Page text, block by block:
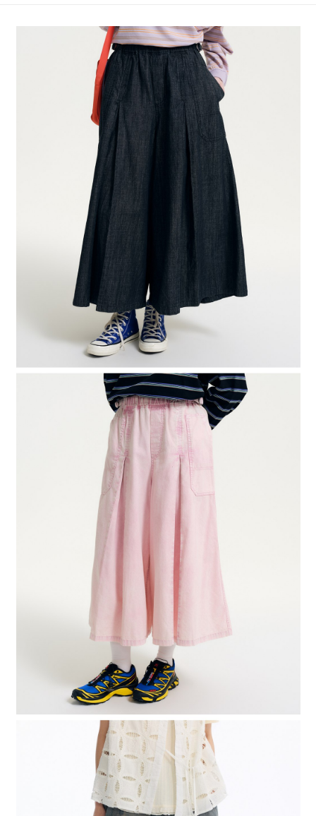
【大哥付你分期使用說明】
1.本服務由台灣大哥大提供，台灣大哥大用戶可立即使用無須另外申請。
2.付款方式選擇「大哥付你分期」，訂單成立後會自動跳轉到大哥付的交易
流程，驗證手機門號後，選擇欲分期的期數、繳款截止日，確認付款後即完
3.實際核准額度、可分期數及費用金額請依後續交易確認頁面所載為準。
4.訂單成立30分鐘內，如未前往確認交易或遇審核未通過，訂單將自動取
消。如遇「轉專審核」未通過狀況，表示未達大哥付你分期系統評分，恕無
1.分期款項不併入電信帳單，「大哥付你分期」於每月結算日後寄送繳費提
2.透過簡訊連結打開帳單後，可選擇「超商條碼／台灣大直營門市／銀行轉
帳／街口支付／iPASS MONEY」等通路繳費。
1.本服務係由「台灣大哥大股份有限公司」（以下簡稱本公司）所提供，讓
用戶於交易時，得透過本服務購買商品或服務，並由商店將買賣／分期付款
買賣價金債權讓與本公司後，依約使用本公司帳單繳交帳款。
2.基於同意付款使用「大哥付你分期」之契約關係目的，商店將以您的個人
資料（包含姓名、電話或地址）提供予台灣大哥大進項蒐集、處理及利用，
由本公司與您本人進行分期帳單所需資料之確認、核對及更正。
3.完整用戶服務條款，請詳閱以下連結：https://oppay.tw/userRule
【關於「AFTEE先享後付」】
AFTEE先享後付是「在收到商品之後才付款」的支付方式。 讓您購物簡單便
１．簡單：不需註冊會員、不需綁卡、不需儲值。
２．便利：只要手機號碼，簡訊認證，即可結帳。
３．安心：先確認商品／服務後，再付款。
【「AFTEE先享後付」結帳流程】
１．於結帳方式選擇「AFTEE先享後付」後，將跳轉至「AFTEE先享後付」
結帳頁面，進行簡訊認證並確認金額後，即可完成結帳。
２．訂單成立數日內，您將收到繳費通知簡訊。
３．收到繳費通知簡訊後14天內，點擊此簡訊中的連結，可透過四大超商／
ATM／網路銀行／等多元方式進行付款，方視為交易完成。
※ 請注意：結帳手續完成當下不需立刻繳費，但若您需要取消訂單，請聯絡
購買商品的店家。未經商家同意取消之訂單仍視為有效，需透過AFTEE先享
後付繳納相關費用。
※ 交易是否成功請以「AFTEE先享後付 」之結帳頁面顯示為準，若有關於
是否繳費成功／繳費後需取消欲退款等相關疑問，請聯繫「AFTEE先享後付
客戶支援中心」https://netprotections.freshdesk.com/support/home
１．透過由恩沛科技股份有限公司提供之「AFTEE先享後付」服務完成之交
易，需依本服務之必要範圍內提供個人資料，並將交易相關給付款項請求債
權轉讓予恩沛科技股份有限公司。
２．關於個人資料處理事宜，請瀏覽以下網址：
https://aftee.tw/terms/#terms3
３．未成年的使用者請事先徵得法定代理人或監護人之同意方可使用
「AFTEE先享後付」，若未經同意申辦者引起之損失，本公司不負相關責
４．使用「AFTEE先享後付」時，將依據個別帳號之用戶狀況，依本公司即
時審查核予不同之上限額度；若仍有額度不足之情形，本公司將視審查結果
請求用戶進行身份認證。
５．嚴禁一人註冊多個帳號或使用他人資訊註冊。若發現惡意使用之情形，
恩沛科技股份有限公司將有權停止該用戶之使用額度並採取法律行動。
每筆NT$80，滿NT$888(含以上)免運費
每筆NT$80，滿NT$888(含以上)免運費
每筆NT$80，滿NT$1,500(含以上)免運費
付款後 7-11取貨
每筆NT$80，滿NT$1,500(含以上)免運費
每筆NT$80，滿NT$1,500(含以上)免運費